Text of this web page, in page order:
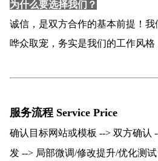
为什么要选择我们？
诚信，是双方合作的基本前提！
哗众取宠，务实是我们的工作风格
服务流程 Service Price
确认目标网站或模板 --> 双方确认
发 --> 局部微调/修改提升/优化测